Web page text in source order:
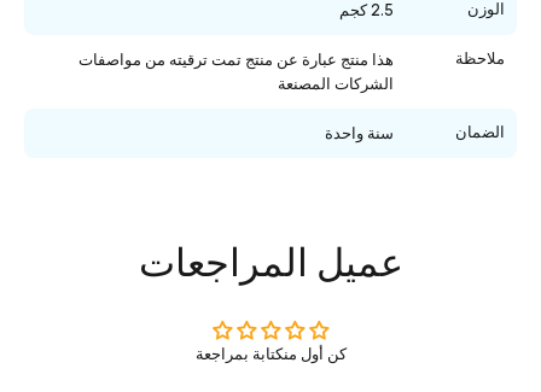
الوزن 2.5 كجم
ملاحظة
هذا منتج عبارة عن منتج تمت ترقيته من مواصفات
الشركات المصنعة
الضمان سنة واحدة
عميل المراجعات
كن أول منكتابة بمراجعة